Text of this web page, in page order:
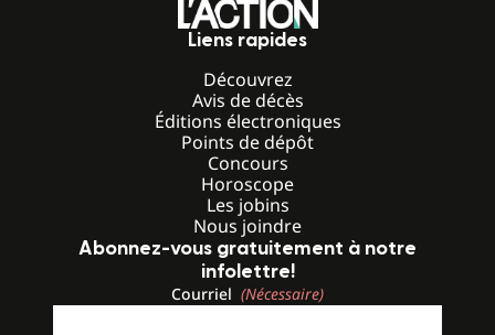
Liens rapides
Découvrez
Avis de décès
Éditions électroniques
Points de dépôt
Concours
Horoscope
Les jobins
Nous joindre
Abonnez-vous gratuitement à notre
infolettre!
Courriel (Nécessaire)